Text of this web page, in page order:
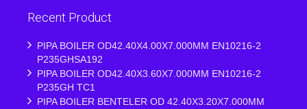
Recent Product
PIPA BOILER OD42.40X4.00X7.000MM EN10216-2
P235GHSA192
PIPA BOILER OD42.40X3.60X7.000MM EN10216-2
P235GH TC1
PIPA BOILER BENTELER OD 42.40X3.20X7.000MM